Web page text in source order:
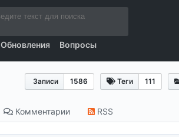
Обновления Вопросы
Записи 1586 Теги 111
Комментарии RSS